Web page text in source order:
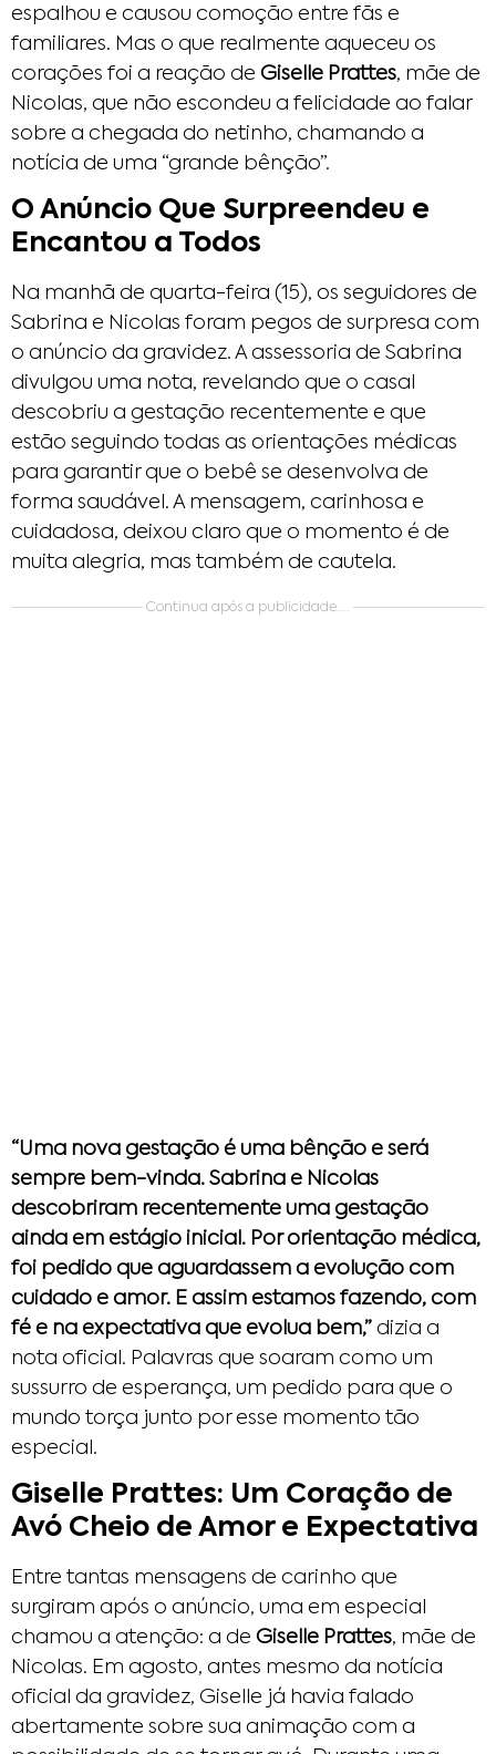
espalhou e causou comoção entre fãs e
familiares. Mas o que realmente aqueceu os
corações foi a reação de Giselle Prattes, mãe de
Nicolas, que não escondeu a felicidade ao falar
sobre a chegada do netinho, chamando a
notícia de uma “grande bênção”.
O Anúncio Que Surpreendeu e
Encantou a Todos
Na manhã de quarta-feira (15), os seguidores de
Sabrina e Nicolas foram pegos de surpresa com
o anúncio da gravidez. A assessoria de Sabrina
divulgou uma nota, revelando que o casal
descobriu a gestação recentemente e que
estão seguindo todas as orientações médicas
para garantir que o bebê se desenvolva de
forma saudável. A mensagem, carinhosa e
cuidadosa, deixou claro que o momento é de
muita alegria, mas também de cautela.
Continua após a publicidade....
“Uma nova gestação é uma bênção e será
sempre bem-vinda. Sabrina e Nicolas
descobriram recentemente uma gestação
ainda em estágio inicial. Por orientação médica,
foi pedido que aguardassem a evolução com
cuidado e amor. E assim estamos fazendo, com
fé e na expectativa que evolua bem,” dizia a
nota oficial. Palavras que soaram como um
sussurro de esperança, um pedido para que o
mundo torça junto por esse momento tão
especial.
Giselle Prattes: Um Coração de
Avó Cheio de Amor e Expectativa
Entre tantas mensagens de carinho que
surgiram após o anúncio, uma em especial
chamou a atenção: a de Giselle Prattes, mãe de
Nicolas. Em agosto, antes mesmo da notícia
oficial da gravidez, Giselle já havia falado
abertamente sobre sua animação com a